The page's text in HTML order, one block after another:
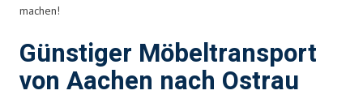
machen!
Günstiger Möbeltransport
von Aachen nach Ostrau